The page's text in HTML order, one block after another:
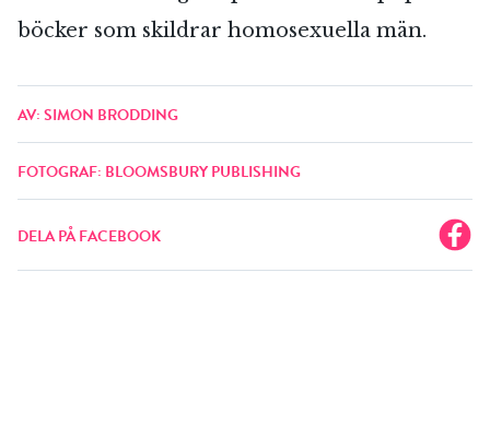
böcker som skildrar homosexuella män.
AV: SIMON BRODDING
FOTOGRAF: BLOOMSBURY PUBLISHING
DELA PÅ FACEBOOK